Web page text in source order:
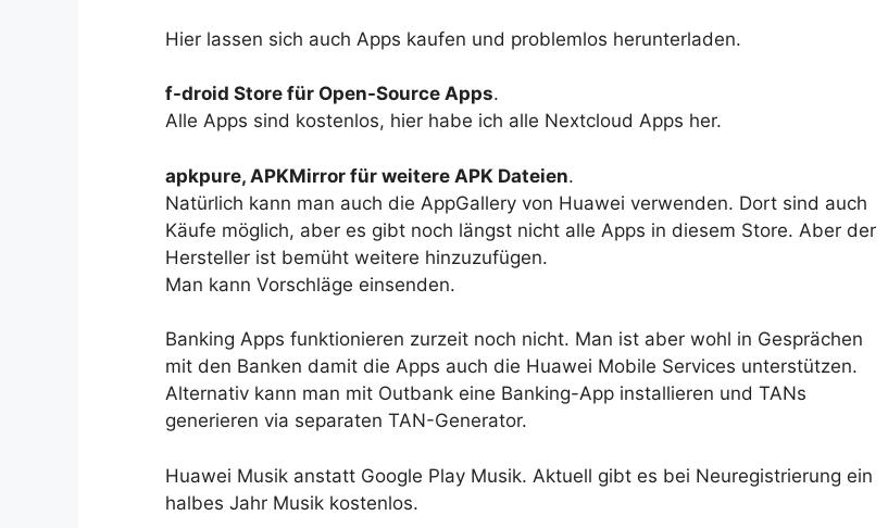
Hier lassen sich auch Apps kaufen und problemlos herunterladen.
f-droid Store für Open-Source Apps.
Alle Apps sind kostenlos, hier habe ich alle Nextcloud Apps her.
apkpure, APKMirror für weitere APK Dateien.
Natürlich kann man auch die AppGallery von Huawei verwenden. Dort sind auch
Käufe möglich, aber es gibt noch längst nicht alle Apps in diesem Store. Aber der
Hersteller ist bemüht weitere hinzuzufügen.
Man kann Vorschläge einsenden.
Banking Apps funktionieren zurzeit noch nicht. Man ist aber wohl in Gesprächen
mit den Banken damit die Apps auch die Huawei Mobile Services unterstützen.
Alternativ kann man mit Outbank eine Banking-App installieren und TANs
generieren via separaten TAN-Generator.
Huawei Musik anstatt Google Play Musik. Aktuell gibt es bei Neuregistrierung ein
halbes Jahr Musik kostenlos.